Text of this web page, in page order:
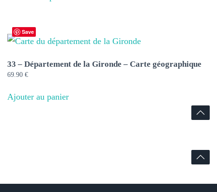
variations.
Les
du
Save
33 – Département de la Gironde – Carte géographique
69.90 €
Ajouter au panier